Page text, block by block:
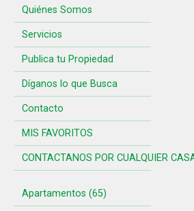
Quiénes Somos
Servicios
Publica tu Propiedad
Díganos lo que Busca
Contacto
MIS FAVORITOS
CONTACTANOS POR CUALQUIER
Apartamentos (65)